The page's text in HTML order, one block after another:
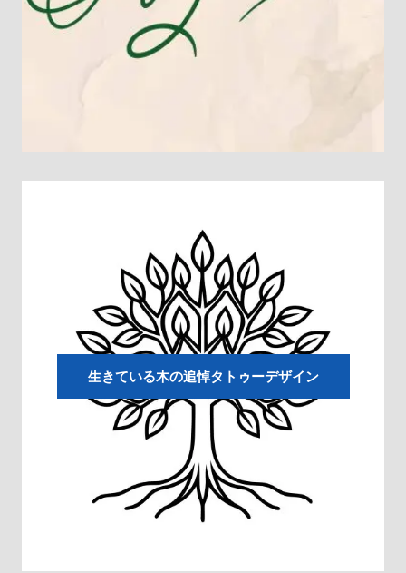
生きている木の追悼タトゥーデザイン